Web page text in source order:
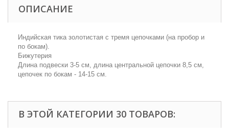
ОПИСАНИЕ
Индийская тика золотистая с тремя цепочками (на пробор и
по бокам).
Бижутерия
Длина подвески 3-5 см, длина центральной цепочки 8,5 см,
цепочек по бокам - 14-15 см.
В ЭТОЙ КАТЕГОРИИ 30 ТОВАРОВ: